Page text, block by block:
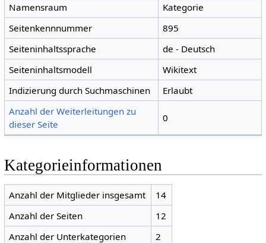
Namensraum
Kategorie
Seitenkennnummer
895
Seiteninhaltssprache
de - Deutsch
Seiteninhaltsmodell
Wikitext
Indizierung durch Suchmaschinen
Erlaubt
Anzahl der Weiterleitungen zu
dieser Seite
0
Kategorieinformationen
Anzahl der Mitglieder insgesamt
14
Anzahl der Seiten
12
Anzahl der Unterkategorien
2